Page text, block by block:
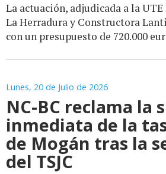
La actuación, adjudicada a la
La Herradura y Constructora
con un presupuesto de 720.000
Lunes, 20 de Julio de 2026
NC-BC reclama la
inmediata de la
de Mogán tras la
del TSJC